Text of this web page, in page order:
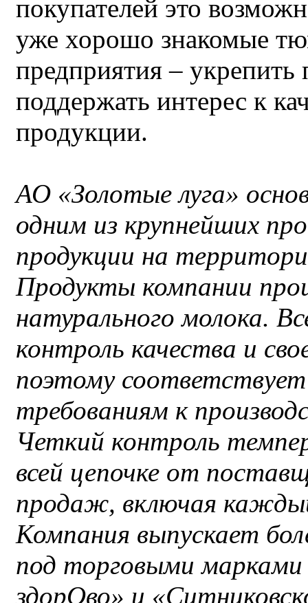
покупателей это
уже хорошо знакомые
предприятия – укрепить
поддержать интерес к
продукции.
АО «Золотые луга»
одним из крупнейших
продукции на
Продукты компании
натурального молока.
контроль качества и
поэтому
требованиям к
Четкий контроль
всей цепочке от
продаж, включая
Компания выпускает
под торговыми
здорОво» и